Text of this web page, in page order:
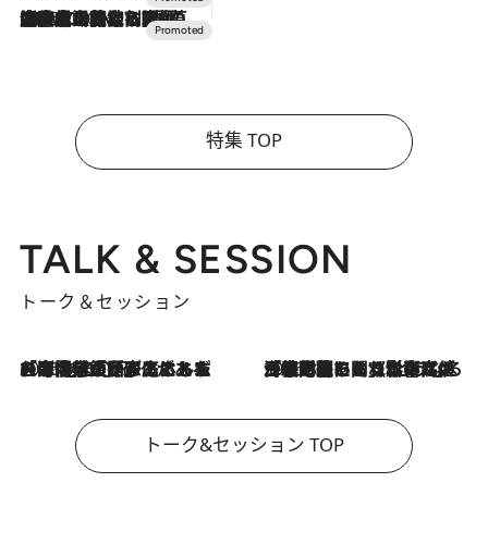
2026.7.10
NEW OPEN！【界 草津】名湯の地に誕生。趣の異なる2種の温泉と上州ならではの会席・蕎麦割烹など美食を味わう究極の癒やし旅
特集 TOP
TALK & SESSION
トーク＆セッション
2026.8.3
「今後値上げがあるとすれば…」「リスクがあるのは今年の冬」エネルギー専門家が語る、ホルムズ海峡封鎖が家庭にもたらす“ある心配” 2026.8.3
「住宅建てられない…」「サーチャージ料の高値が続いている」ホルムズ海峡封鎖による影響はいつまで続く？《エネルギー専門家に聞く“どうなる日本の暮らし”》
トーク&セッション TOP